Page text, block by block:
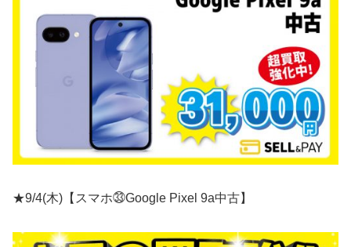
★9/4(木)【スマホ㉝Google Pixel 9a中古】